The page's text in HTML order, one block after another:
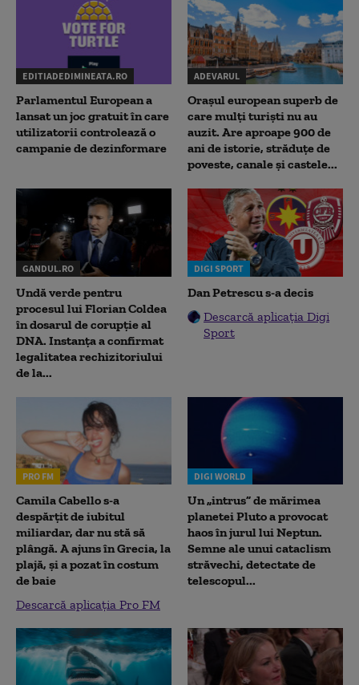
EDITIADEDIMINEATA.RO
Parlamentul European a
lansat un joc gratuit în care
utilizatorii controlează o
campanie de dezinformare
ADEVARUL
Orașul european superb de
care mulți turiști nu au
auzit. Are aproape 900 de
ani de istorie, străduțe de
poveste, canale și castele...
GANDUL.RO
Undă verde pentru
procesul lui Florian Coldea
în dosarul de corupție al
DNA. Instanța a confirmat
legalitatea rechizitoriului
de la...
DIGI SPORT
Dan Petrescu s-a decis
Descarcă aplicația Digi
Sport
PRO FM
Camila Cabello s-a
despărțit de iubitul
miliardar, dar nu stă să
plângă. A ajuns în Grecia, la
plajă, și a pozat în costum
de baie
Descarcă aplicația Pro FM
DIGI WORLD
Un „intrus” de mărimea
planetei Pluto a provocat
haos în jurul lui Neptun.
Semne ale unui cataclism
străvechi, detectate de
telescopul...